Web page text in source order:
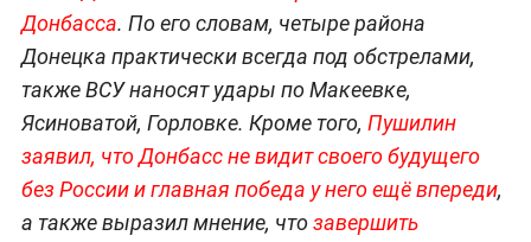
Донбасса. По его словам, четыре района
Донецка практически всегда под обстрелами,
также ВСУ наносят удары по Макеевке,
Ясиноватой, Горловке. Кроме того, Пушилин
заявил, что Донбасс не видит своего будущего
без России и главная победа у него ещё впереди,
а также выразил мнение, чтозавершить